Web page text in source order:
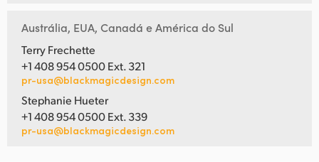
Austrália, EUA, Canadá e América do Sul
Terry Frechette
+1 408 954 0500 Ext. 321
pr-usa@blackmagicdesign.com
Stephanie Hueter
+1 408 954 0500 Ext. 339
pr-usa@blackmagicdesign.com